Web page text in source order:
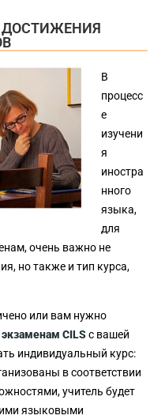
ДОСТИЖЕНИЯ
В
процесс
е
изучени
я
иностра
нного
языка,
для
очень важно не
но также и тип курса,
или вам нужно
CILSс вашей
индивидуальный курс:
в соответствии
учитель будет
языковыми